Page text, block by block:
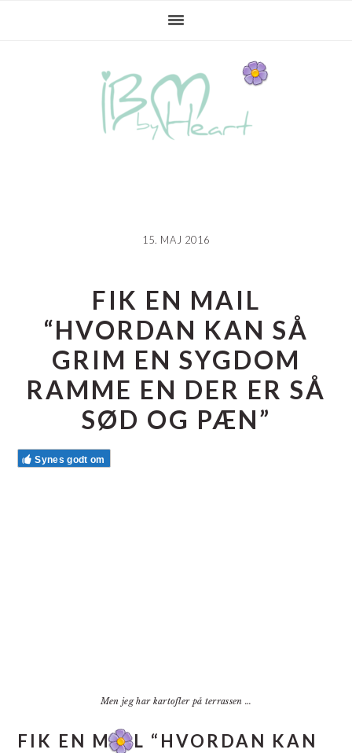
15. MAJ 2016
FIK EN MAIL
“HVORDAN KAN SÅ
GRIM EN SYGDOM
RAMME EN DER ER SÅ
SØD OG PÆN”
Synes godt om
Men jeg har kartofler på terrassen …
FIK EN MAIL “HVORDAN KAN